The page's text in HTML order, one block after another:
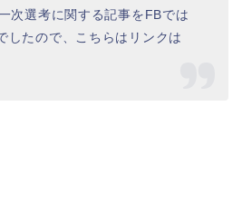
次選考に関する記事をFBでは
したので、こちらはリンクは